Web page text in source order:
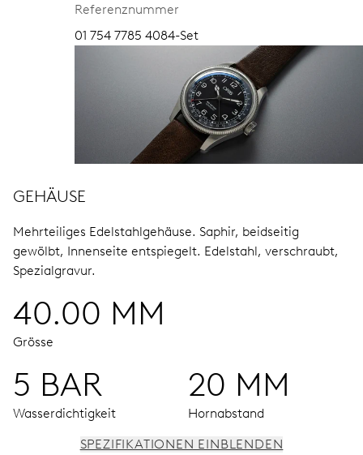
Referenznummer
01 754 7785 4084-Set
GEHÄUSE
Mehrteiliges Edelstahlgehäuse. Saphir, beidseitig
gewölbt, Innenseite entspiegelt. Edelstahl, verschraubt,
Spezialgravur.
40.00 MM
Grösse
5 BAR
Wasserdichtigkeit
20 MM
Hornabstand
SPEZIFIKATIONEN EINBLENDEN